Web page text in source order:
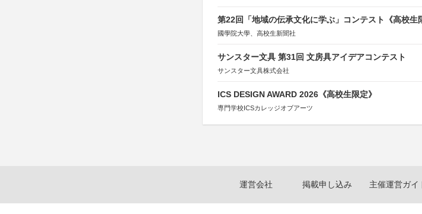
第22回「地域の伝承文化に学ぶ」コンテスト《高校生
國學院大學、高校生新聞社
サンスター文具 第31回 文房具アイデアコンテスト
サンスター文具株式会社
ICS DESIGN AWARD 2026《高校生限定》
専門学校ICSカレッジオブアーツ
運営会社 掲載申し込み 主催運営ガイ